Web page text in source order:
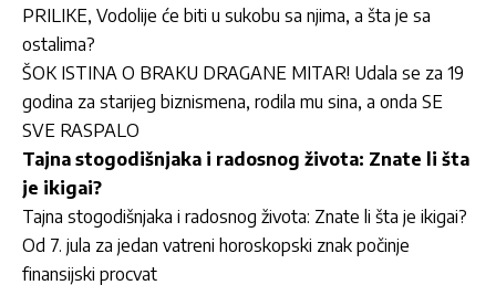
PRILIKE, Vodolije će biti u sukobu sa njima, a šta je sa
ostalima?
ŠOK ISTINA O BRAKU DRAGANE MITAR! Udala se za 19
godina za starijeg biznismena, rodila mu sina, a onda SE
SVE RASPALO
Tajna stogodišnjaka i radosnog života: Znate li šta
je ikigai?
Tajna stogodišnjaka i radosnog života: Znate li šta je ikigai?
Od 7. jula za jedan vatreni horoskopski znak počinje
finansijski procvat